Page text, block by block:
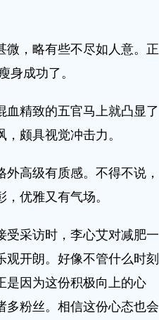
，略有些不尽如人意。正
身成功了。
精致的五官马上就凸显了
颇具视觉冲击力。
高级有质感。不得不说，
优雅又有气场。
采访时，李心艾对减肥一
开朗。好像不管什么时刻
是因为这份积极向上的心
多粉丝。相信这份心态也会